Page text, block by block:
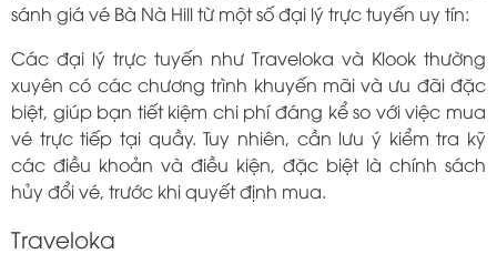
sánh giá vé Bà Nà Hill từ một số đại lý trực tuyến uy tín:
Các đại lý trực tuyến như Traveloka và Klook thường
xuyên có các chương trình khuyến mãi và ưu đãi đặc
biệt, giúp bạn tiết kiệm chi phí đáng kể so với việc mua
vé trực tiếp tại quầy. Tuy nhiên, cần lưu ý kiểm tra kỹ
các điều khoản và điều kiện, đặc biệt là chính sách
hủy đổi vé, trước khi quyết định mua.
Traveloka